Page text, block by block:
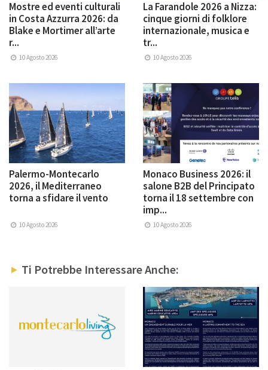
Mostre ed eventi culturali
in Costa Azzurra 2026: da
Blake e Mortimer all’arte
r...
10 Agosto 2026
La Farandole 2026 a Nizza:
cinque giorni di folklore
internazionale, musica e
tr...
10 Agosto 2026
Palermo-Montecarlo
2026, il Mediterraneo
torna a sfidare il vento
10 Agosto 2026
Monaco Business 2026: il
salone B2B del Principato
torna il 18 settembre con
imp...
10 Agosto 2026
Ti Potrebbe Interessare Anche: